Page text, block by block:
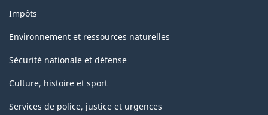
Impôts
Environnement et ressources naturelles
Sécurité nationale et défense
Culture, histoire et sport
Services de police, justice et urgences